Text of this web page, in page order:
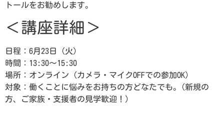
トールをお勧めします。
＜講座詳細＞
日程：6月23日（火）
時間：13:30～15:30
場所：オンライン（カメラ・マイクOFFでの参加OK）
対象：働くことに悩みをお持ちの方どなたでも。(新規の
方、ご家族・支援者の見学歓迎！）